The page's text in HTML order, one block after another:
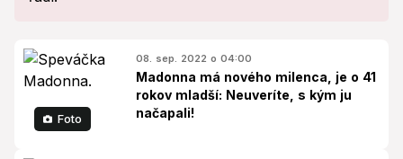
Foto
08. sep. 2022 o 04:00
Madonna má nového milenca, je o 41
rokov mladší: Neuveríte, s kým ju
načapali!